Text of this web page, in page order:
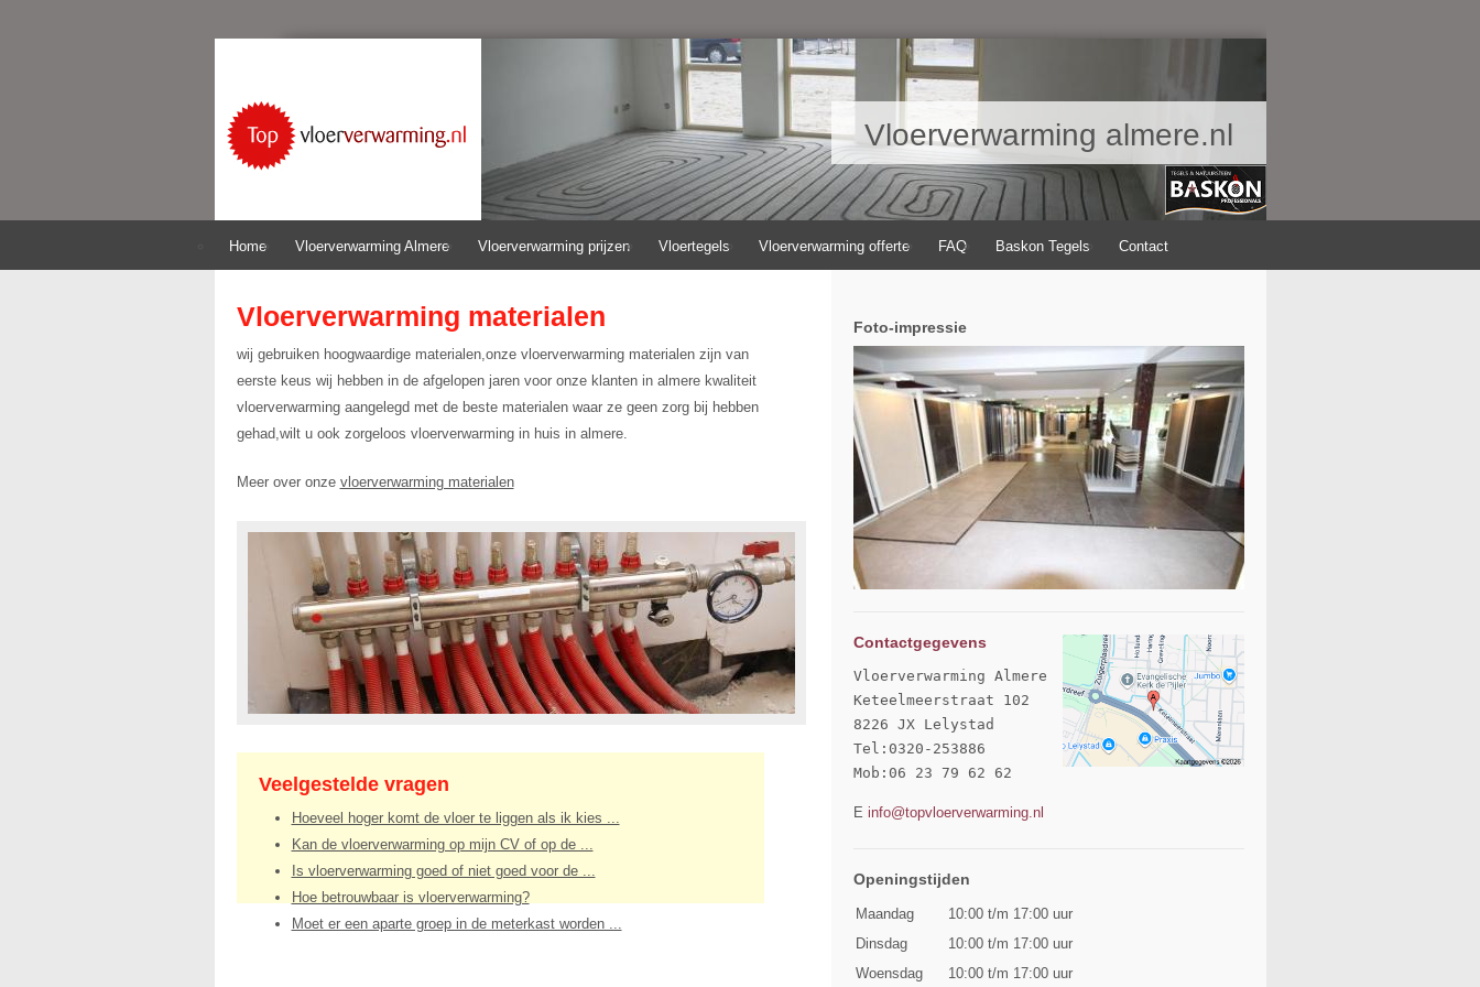
Vloerverwarming almere.nl
Home Vloerverwarming Almere Vloerverwarming prijzen Vloertegels Vloerverwarming offerte FAQ Baskon Tegels Contact
Vloerverwarming materialen
wij gebruiken hoogwaardige materialen,onze vloerverwarming materialen zijn van
eerste keus wij hebben in de afgelopen jaren voor onze klanten in almere kwaliteit
vloerverwarming aangelegd met de beste materialen waar ze geen zorg bij hebben
gehad,wilt u ook zorgeloos vloerverwarming in huis in almere.
Meer over onze vloerverwarming materialen
Veelgestelde vragen
Hoeveel hoger komt de vloer te liggen als ik kies ...
Kan de vloerverwarming op mijn CV of op de ...
Is vloerverwarming goed of niet goed voor de ...
Hoe betrouwbaar is vloerverwarming?
Moet er een aparte groep in de meterkast worden ...
Foto-impressie
Contactgegevens
Vloerverwarming Almere
Keteelmeerstraat 102
8226 JX Lelystad
Tel:0320-253886
Mob:06 23 79 62 62
E info@topvloerverwarming.nl
Openingstijden
Maandag
10:00 t/m 17:00 uur
Dinsdag
10:00 t/m 17:00 uur
Woensdag
10:00 t/m 17:00 uur